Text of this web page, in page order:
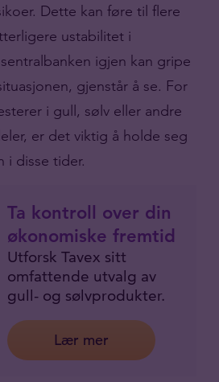
Dette kan føre til flere
ustabilitet i
igjen kan gripe
gjenstår å se. For
i gull, sølv eller andre
er det viktig å holde seg
i disse tider.
Ta kontroll over din
økonomiske fremtid
Utforsk Tavex sitt
omfattende utvalg av
gull- og sølvprodukter.
Lær mer